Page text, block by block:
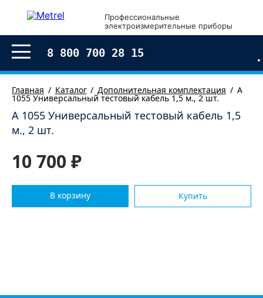
Профессиональные
электроизмерительные приборы
8 800 700 28 15
Главная Каталог Дополнительная комплектация A
1055 Универсальный тестовый кабель 1,5 м., 2 шт.
A 1055 Универсальный тестовый кабель 1,5
м., 2 шт.
10 700 ₽
В корзину Купить
Оформление заказа